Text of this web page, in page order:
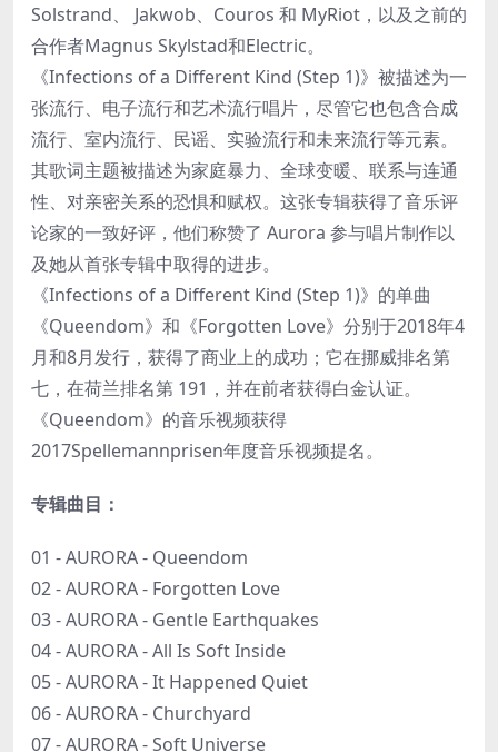
Solstrand、 Jakwob、Couros 和 MyRiot，以及之前的
合作者Magnus Skylstad和Electric。
《Infections of a Different Kind (Step 1)》被描述为一
张流行、电子流行和艺术流行唱片，尽管它也包含合成
流行、室内流行、民谣、实验流行和未来流行等元素。
其歌词主题被描述为家庭暴力、全球变暖、联系与连通
性、对亲密关系的恐惧和赋权。这张专辑获得了音乐评
论家的一致好评，他们称赞了 Aurora 参与唱片制作以
及她从首张专辑中取得的进步。
《Infections of a Different Kind (Step 1)》的单曲
《Queendom》和《Forgotten Love》分别于2018年4
月和8月发行，获得了商业上的成功；它在挪威排名第
七，在荷兰排名第 191，并在前者获得白金认证。
《Queendom》的音乐视频获得
2017Spellemannprisen年度音乐视频提名。
专辑曲目：
01 - AURORA - Queendom
02 - AURORA - Forgotten Love
03 - AURORA - Gentle Earthquakes
04 - AURORA - All Is Soft Inside
05 - AURORA - It Happened Quiet
06 - AURORA - Churchyard
07 - AURORA - Soft Universe